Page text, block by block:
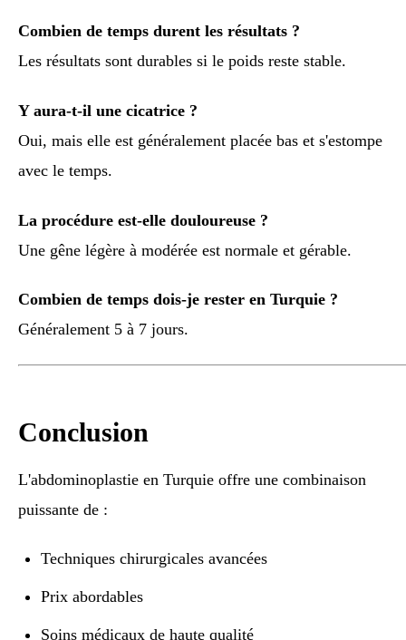
Combien de temps durent les résultats ?
Les résultats sont durables si le poids reste stable.
Y aura-t-il une cicatrice ?
Oui, mais elle est généralement placée bas et s'estompe
avec le temps.
La procédure est-elle douloureuse ?
Une gêne légère à modérée est normale et gérable.
Combien de temps dois-je rester en Turquie ?
Généralement 5 à 7 jours.
Conclusion
L'abdominoplastie en Turquie offre une combinaison
puissante de :
Techniques chirurgicales avancées
Prix abordables
Soins médicaux de haute qualité